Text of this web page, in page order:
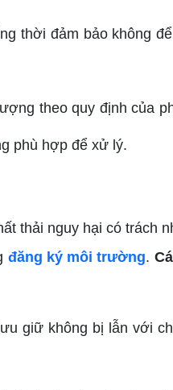
thời đảm bảo không
theo quy định của
phù hợp để xử lý.
thải nguy hại có trách
đăng ký môi trường.
giữ không bị lẫn với